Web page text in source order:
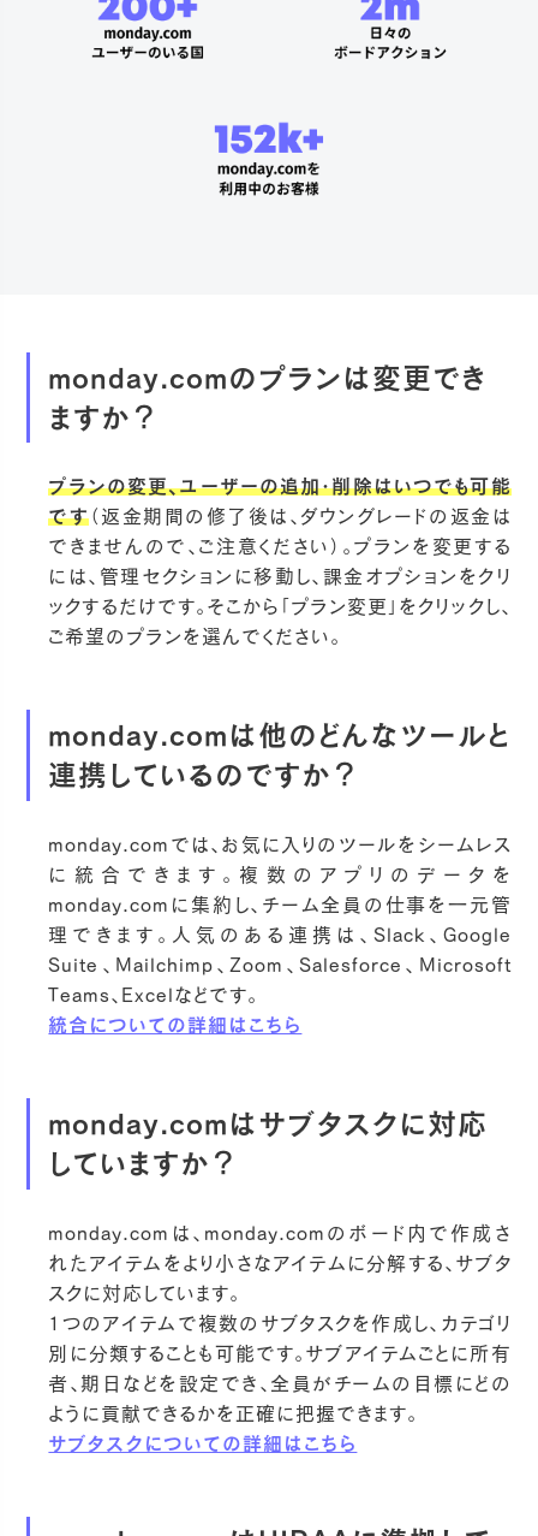
monday.comのプランは変更でき
ますか？
プランの変更、ユーザーの追加・削除はいつでも可能
です（返金期間の修了後は、ダウングレードの返金は
できませんので、ご注意ください）。プランを変更する
には、管理セクションに移動し、課金オプションをクリ
ックするだけです。そこから「プラン変更」をクリックし、
ご希望のプランを選んでください。
monday.comは他のどんなツールと
連携しているのですか？
monday.comでは、お気に入りのツールをシームレス
に統合できます。複数のアプリのデータを
monday.comに集約し、チーム全員の仕事を一元管
理できます。人気のある連携は、Slack、Google
Suite、Mailchimp、Zoom、Salesforce、Microsoft
Teams、Excelなどです。
統合についての詳細はこちら
monday.comはサブタスクに対応
していますか？
monday.comは、monday.comのボード内で作成さ
れたアイテムをより小さなアイテムに分解する、サブタ
スクに対応しています。
1つのアイテムで複数のサブタスクを作成し、カテゴリ
別に分類することも可能です。サブアイテムごとに所有
者、期日などを設定でき、全員がチームの目標にどの
ように貢献できるかを正確に把握できます。
サブタスクについての詳細はこちら